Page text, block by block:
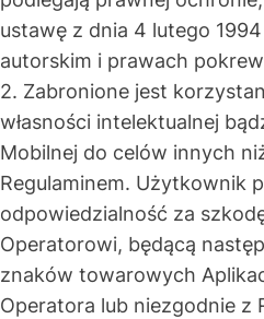
ustawę z dnia 4 lutego
autorskim i prawach
2. Zabronione jest
własności intelektualnej
Mobilnej do celów innych
Regulaminem. Użytkownik
odpowiedzialność za
Operatorowi, będącą
znaków towarowych
Operatora lub niezgodnie z